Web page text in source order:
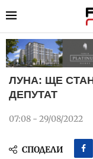
ЛУНА: ЩЕ
ДЕПУТАТ
07:08 - 29/08/2022
СПОДЕЛИ